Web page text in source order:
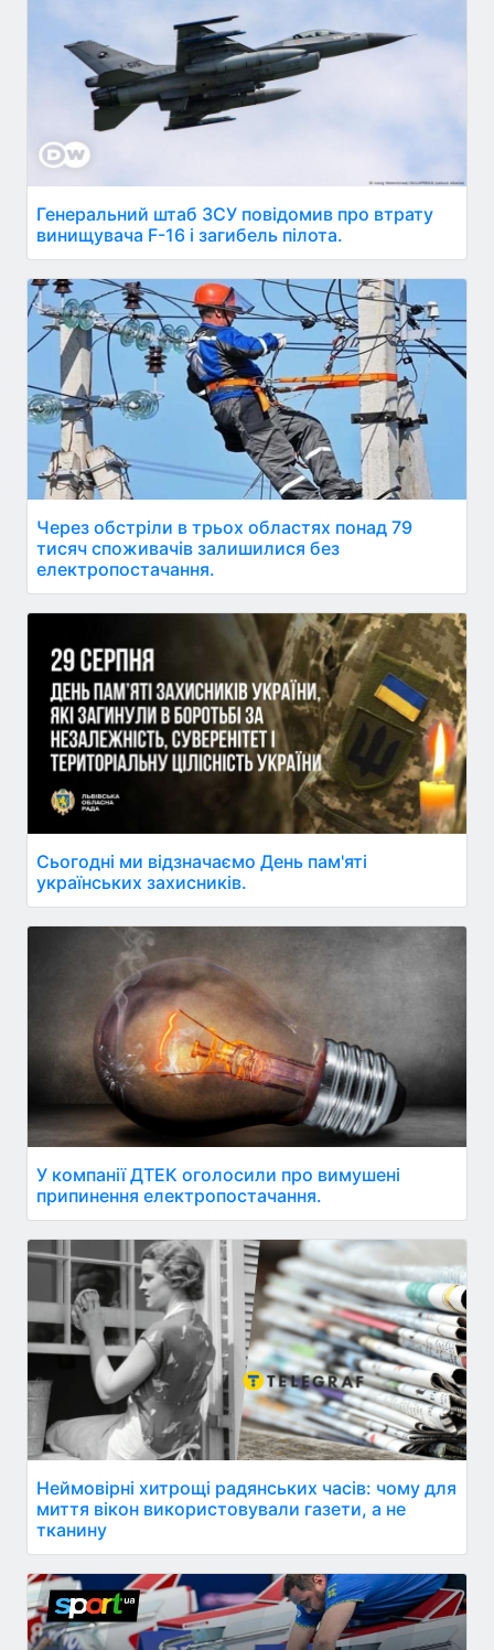
Генеральний штаб ЗСУ повідомив про втрату
винищувача F-16 і загибель пілота.
Через обстріли в трьох областях понад 79
тисяч споживачів залишилися без
електропостачання.
Сьогодні ми відзначаємо День пам'яті
українських захисників.
У компанії ДТЕК оголосили про вимушені
припинення електропостачання.
Неймовірні хитрощі радянських часів: чому для
миття вікон використовували газети, а не
тканину